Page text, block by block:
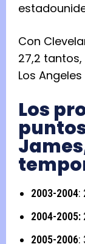
Con
27,2
Los
Los
2003-2004:
2004-2005:
2005-2006: